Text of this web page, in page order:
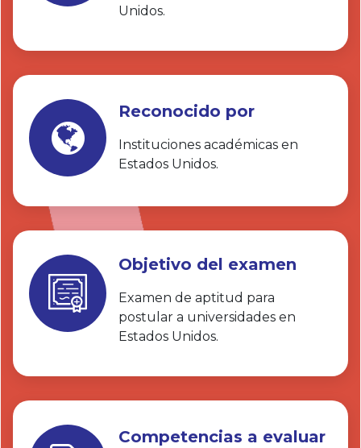
Unidos.
Reconocido por
Instituciones académicas en
Estados Unidos.
Objetivo del examen
Examen de aptitud para
postular a universidades en
Estados Unidos.
Competencias a evaluar